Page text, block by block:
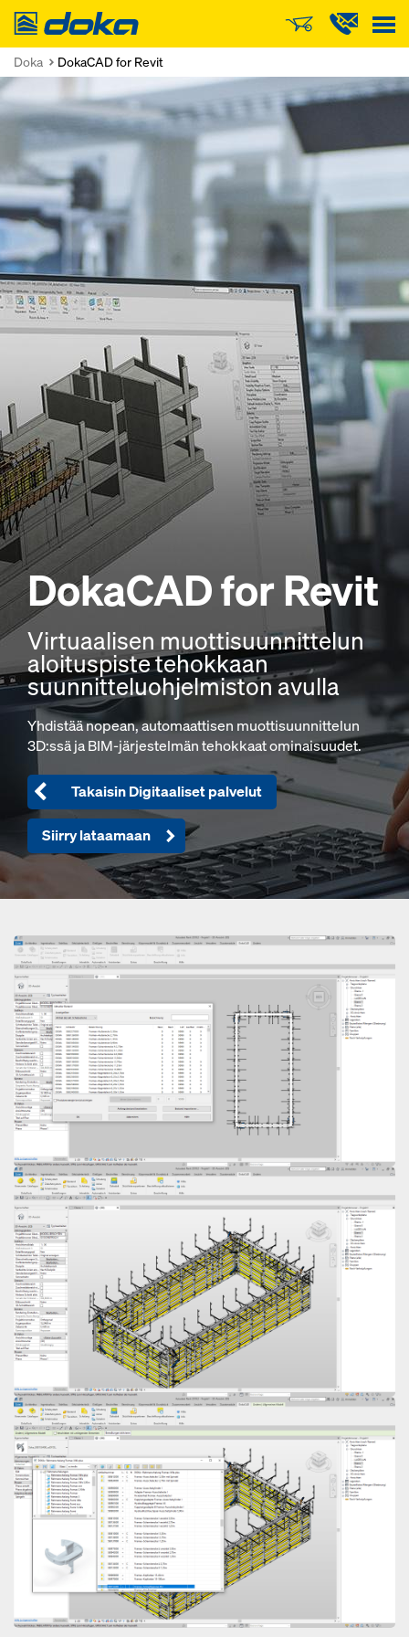
Doka
Doka DokaCAD for Revit
DokaCADfor Revit
Virtuaalisen muottisuunnittelun
aloituspiste tehokkaan
suunnitteluohjelmiston avulla
Yhdistää nopean, automaattisen muottisuunnittelun
3D:ssä ja BIM-järjestelmän tehokkaat ominaisuudet.
Takaisin Digitaaliset palvelut
Siirry lataamaan
Open
Open
Open